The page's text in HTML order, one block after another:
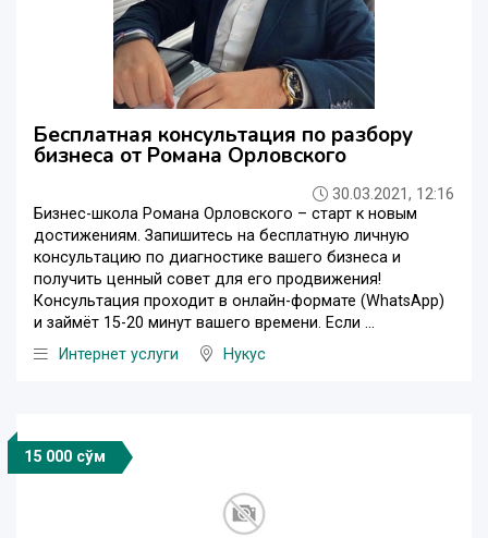
Бесплатная консультация по разбору
бизнеса от Романа Орловского
30.03.2021, 12:16
Бизнес-школа Романа Орловского – старт к новым
достижениям. Запишитесь на бесплатную личную
консультацию по диагностике вашего бизнеса и
получить ценный совет для его продвижения!
Консультация проходит в онлайн-формате (WhatsApp)
и займёт 15-20 минут вашего времени. Если ...
Интернет услуги
Нукус
15 000 сўм